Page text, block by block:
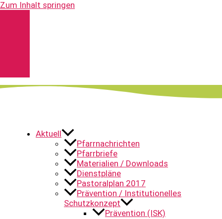
Zum Inhalt springen
Aktuell
Pfarrnachrichten
Pfarrbriefe
Materialien / Downloads
Dienstpläne
Pastoralplan 2017
Prävention / Institutionelles
Schutzkonzept
Prävention (ISK)